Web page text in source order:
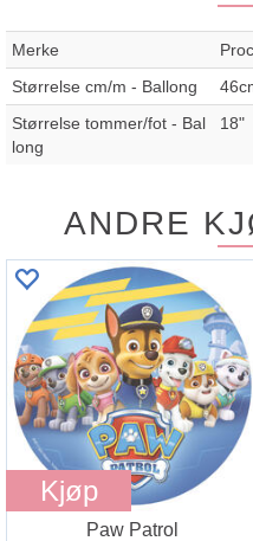
Merke
Størrelse cm/m - Ballong
Størrelse tommer/fot - Bal
long
18"
ANDRE
Kjøp
Paw Patrol